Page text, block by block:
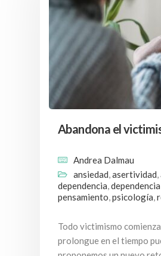
Abandona el
Andrea Dalmau
ansiedad,asertividad,
dependencia,
pensamiento,psicología,
Todo victimismo
prolongue en el tiempo